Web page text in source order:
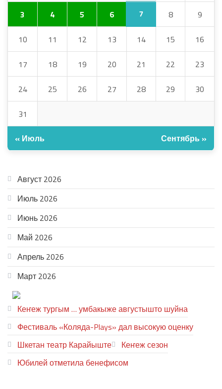
3 4 5 6 7 8 9
10 11 12 13 14 15 16
17 18 19 20 21 22 23
24 25 26 27 28 29 30
31
« Июль Сентябрь »
Август 2026
Июль 2026
Июнь 2026
Май 2026
Апрель 2026
Март 2026
Кеҥеж тургым … умбакыже августышто шуйна
Фестиваль «Коляда-Plays» дал высокую оценку
Шкетан театр Карайыште
Кеҥеж сезон
Юбилей отметила бенефисом